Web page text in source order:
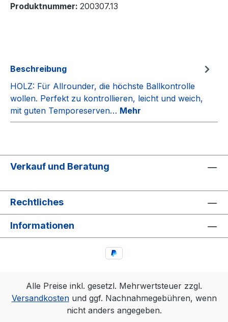
Produktnummer: 200307.13
Beschreibung
HOLZ: Für Allrounder, die höchste Ballkontrolle
wollen. Perfekt zu kontrollieren, leicht und weich,
mit guten Temporeserven… Mehr
Verkauf und Beratung
Rechtliches
Informationen
Alle Preise inkl. gesetzl. Mehrwertsteuer zzgl.
Versandkostenund ggf. Nachnahmegebühren, wenn
nicht anders angegeben.